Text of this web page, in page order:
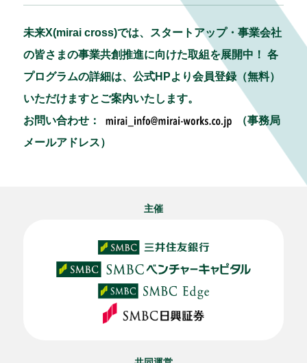
未来X(mirai cross)では、スタートアップ・事業会社
の皆さまの事業共創推進に向けた取組を展開中！ 各
プログラムの詳細は、公式HPより会員登録（無料）
いただけますとご案内いたします。
お問い合わせ：
（事務局
メールアドレス）
主催